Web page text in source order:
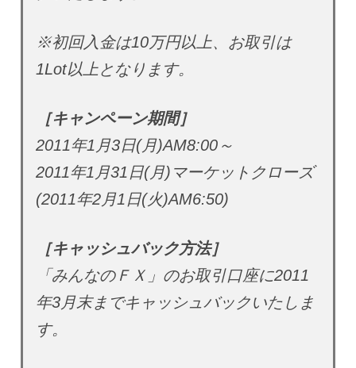
※初回入金は10万円以上、お取引は
1Lot以上となります。
［キャンペーン期間］
2011年1月3日(月)AM8:00～
2011年1月31日(月)マーケットクローズ
(2011年2月1日(火)AM6:50)
［キャッシュバック方法］
「みんなのＦＸ」のお取引口座に2011
年3月末までキャッシュバックいたしま
す。